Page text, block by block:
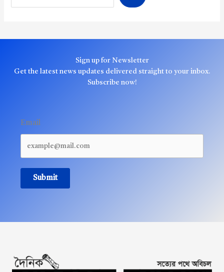
Sign up for Newsletter
Get the latest news updates delivered straight to your inbox.
Subscribe now!
Email
Submit